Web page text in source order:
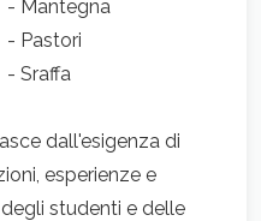
dall'esigenza di
esperienze e
studenti e delle